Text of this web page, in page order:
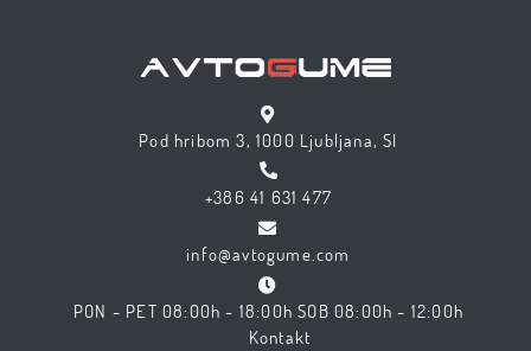
Pod hribom 3, 1000 Ljubljana, SI
+386 41 631 477
info@avtogume.com
PON - PET 08:00h - 18:00h SOB 08:00h - 12:00h
Kontakt